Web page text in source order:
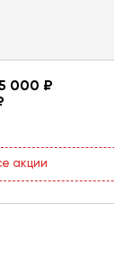
000 ₽
акции